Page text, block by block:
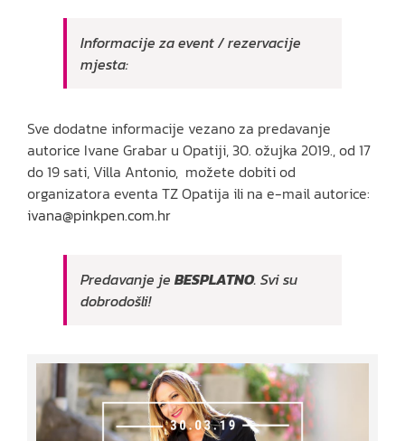
Informacije za event / rezervacije
mjesta:
Sve dodatne informacije vezano za predavanje
autorice Ivane Grabar u Opatiji, 30. ožujka 2019., od 17
do 19 sati, Villa Antonio, možete dobiti od
organizatora eventa TZ Opatija ili na e-mail autorice:
ivana@pinkpen.com.hr
Predavanje je BESPLATNO. Svi su
dobrodošli!